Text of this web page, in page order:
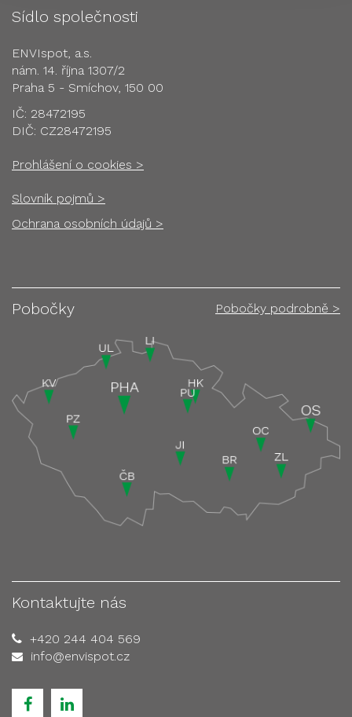
Sídlo společnosti
ENVIspot, a.s.
nám. 14. října 1307/2
Praha 5 - Smíchov, 150 00
IČ: 28472195
DIČ: CZ28472195
Prohlášení o cookies >
Slovník pojmů >
Ochrana osobních údajů >
Pobočky Pobočky podrobně >
Kontaktujte nás
+420 244 404 569
info@envispot.cz